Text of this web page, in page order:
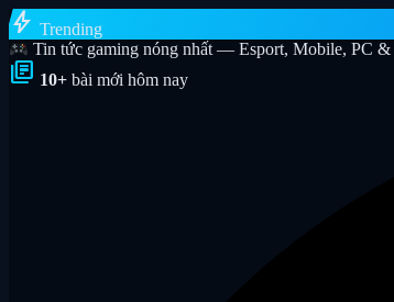
bolt Trending
Tin tức gaming nóng nhất — Esport, Mobile, PC &
library_books 10+ bài mới hôm nay